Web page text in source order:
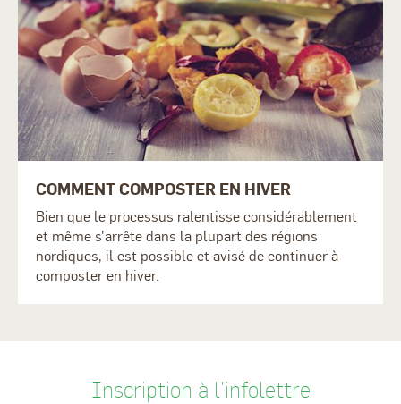
COMMENT COMPOSTER EN HIVER
Bien que le processus ralentisse considérablement
et même s'arrête dans la plupart des régions
nordiques, il est possible et avisé de continuer à
composter en hiver.
Inscription à l'infolettre